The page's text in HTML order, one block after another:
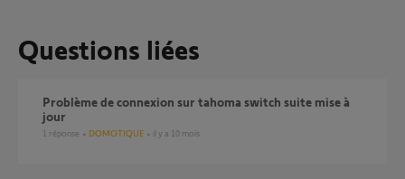
Questions liées
problème de connexion sur tahoma switch suite mise à
jour
1 réponse DOMOTIQUE il y a 10 mois